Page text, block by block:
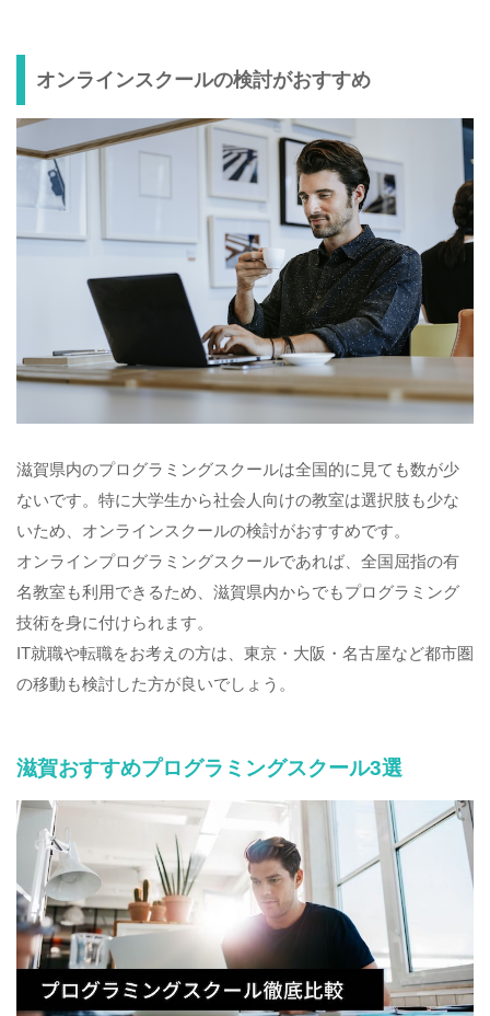
オンラインスクールの検討がおすすめ
滋賀県内のプログラミングスクールは全国的に見ても数が少
ないです。特に大学生から社会人向けの教室は選択肢も少な
いため、オンラインスクールの検討がおすすめです。
オンラインプログラミングスクールであれば、全国屈指の有
名教室も利用できるため、滋賀県内からでもプログラミング
技術を身に付けられます。
IT就職や転職をお考えの方は、東京・大阪・名古屋など都市圏
の移動も検討した方が良いでしょう。
滋賀おすすめプログラミングスクール3選